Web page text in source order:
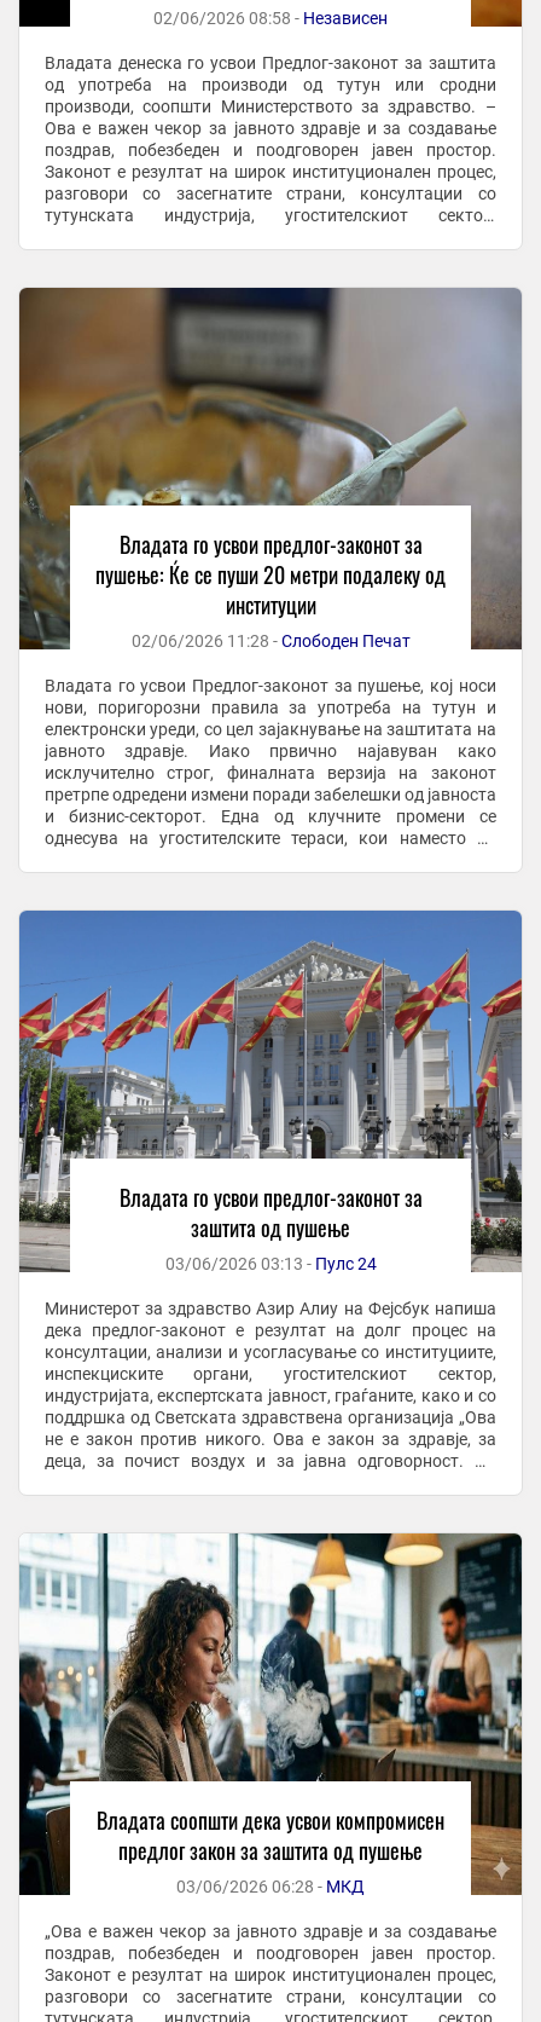
02/06/2026 08:58 - Независен
Владата денеска го усвои Предлог-законот за заштита
од употреба на производи од тутун или сродни
производи, соопшти Министерството за здравство. –
Ова е важен чекор за јавното здравје и за создавање
поздрав, побезбеден и поодговорен јавен простор.
Законот е резултат на широк институционален процес,
разговори со засегнатите страни, консултации со
тутунската индустрија, угостителскиот сектор,
Владата го усвои предлог-законот за
пушење: Ќе се пуши 20 метри подалеку од
институции
02/06/2026 11:28 -Слободен Печат
Владата го усвои Предлог-законот за пушење, кој носи
нови, поригорозни правила за употреба на тутун и
електронски уреди, со цел зајакнување на заштитата на
јавното здравје. Иако првично најавуван како
исклучително строг, финалната верзија на законот
претрпе одредени измени поради забелешки од јавноста
и бизнис-секторот. Една од клучните промени се
однесува на угостителските тераси, кои наместо да
Владата го усвои предлог-законот за
заштита од пушење
03/06/2026 03:13 - Пулс 24
Министерот за здравство Азир Алиу на Фејсбук напиша
дека предлог-законот е резултат на долг процес на
консултации, анализи и усогласување со институциите,
инспекциските органи, угостителскиот сектор,
индустријата, експертската јавност, граѓаните, како и со
поддршка од Светската здравствена организација „Ова
не е закон против никого. Ова е закон за здравје, за
деца, за почист воздух и за јавна одговорност. Од
Владата соопшти дека усвои компромисен
предлог закон за заштита од пушење
03/06/2026 06:28 - МКД
„Ова е важен чекор за јавното здравје и за создавање
поздрав, побезбеден и поодговорен јавен простор.
Законот е резултат на широк институционален процес,
разговори со засегнатите страни, консултации со